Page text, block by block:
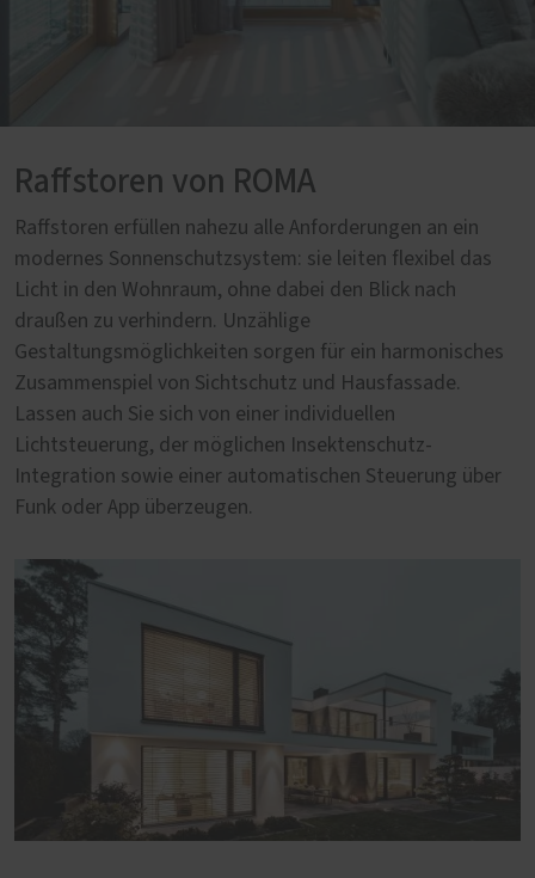
Raffstoren von ROMA
Raffstoren erfüllen nahezu alle Anforderungen an ein
modernes Sonnenschutzsystem: sie leiten flexibel das
Licht in den Wohnraum, ohne dabei den Blick nach
draußen zu verhindern. Unzählige
Gestaltungsmöglichkeiten sorgen für ein harmonisches
Zusammenspiel von Sichtschutz und Hausfassade.
Lassen auch Sie sich von einer individuellen
Lichtsteuerung, der möglichen Insektenschutz-
Integration sowie einer automatischen Steuerung über
Funk oder App überzeugen.